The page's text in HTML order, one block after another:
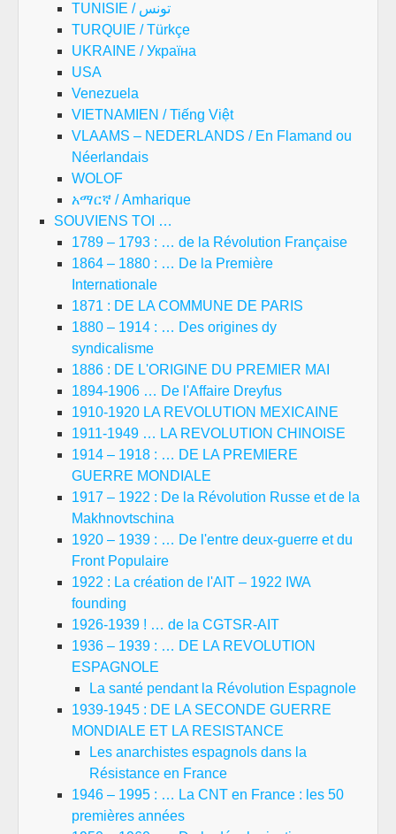
TUNISIE / تونس
TURQUIE / Türkçe
UKRAINE / Україна
USA
Venezuela
VIETNAMIEN / Tiếng Việt
VLAAMS – NEDERLANDS / En Flamand ou
Néerlandais
WOLOF
አማርኛ / Amharique
SOUVIENS TOI …
1789 – 1793 : … de la Révolution Française
1864 – 1880 : … De la Première
Internationale
1871 : DE LA COMMUNE DE PARIS
1880 – 1914 : … Des origines dy
syndicalisme
1886 : DE L'ORIGINE DU PREMIER MAI
1894-1906 … De l'Affaire Dreyfus
1910-1920 LA REVOLUTION MEXICAINE
1911-1949 … LA REVOLUTION CHINOISE
1914 – 1918 : … DE LA PREMIERE
GUERRE MONDIALE
1917 – 1922 : De la Révolution Russe et de la
Makhnovtschina
1920 – 1939 : … De l'entre deux-guerre et du
Front Populaire
1922 : La création de l'AIT – 1922 IWA
founding
1926-1939 ! … de la CGTSR-AIT
1936 – 1939 : … DE LA REVOLUTION
ESPAGNOLE
La santé pendant la Révolution Espagnole
1939-1945 : DE LA SECONDE GUERRE
MONDIALE ET LA RESISTANCE
Les anarchistes espagnols dans la
Résistance en France
1946 – 1995 : … La CNT en France : les 50
premières années